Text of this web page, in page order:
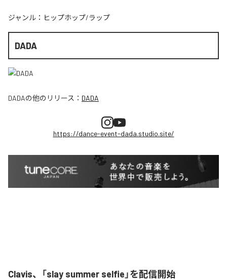
ジャンル： ヒップホップ/ラップ
DADA
DADAの他のリリース： DADA
https://dance-event-dada.studio.site/
Clavis、「slay summer selfie」を配信開始